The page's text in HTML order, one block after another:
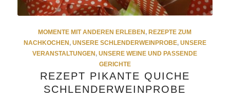
MOMENTE MIT ANDEREN ERLEBEN,REZEPTE ZUM
NACHKOCHEN, UNSERE SCHLENDERWEINPROBE, UNSERE
VERANSTALTUNGEN,UNSERE WEINE UND PASSENDE
GERICHTE
REZEPT PIKANTE QUICHE
SCHLENDERWEINPROBE